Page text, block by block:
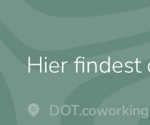
Hier findest